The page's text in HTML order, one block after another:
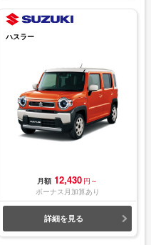
ハスラー
月額 12,430 円～
ボーナス月加算あり
詳細を見る